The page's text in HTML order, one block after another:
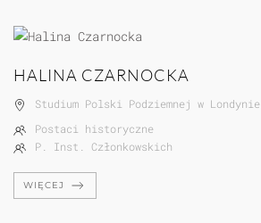
HALINA CZARNOCKA
Studium Polski Podziemnej w Londynie
Postaci historyczne
P. Inst. Członkowskich
WIĘCEJ